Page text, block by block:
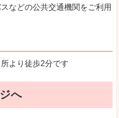
などの公共交通機関をご利用
より徒歩2分です
へ